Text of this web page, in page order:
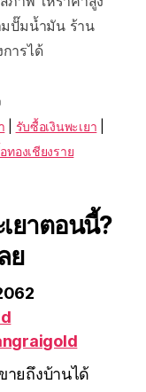
มปั๊มน้ำมัน ร้าน
ารได้
รับซื้อเงินพะเยา
ทองเชียงราย
ยาตอนนี้?
ย
ายถึงบ้านได้